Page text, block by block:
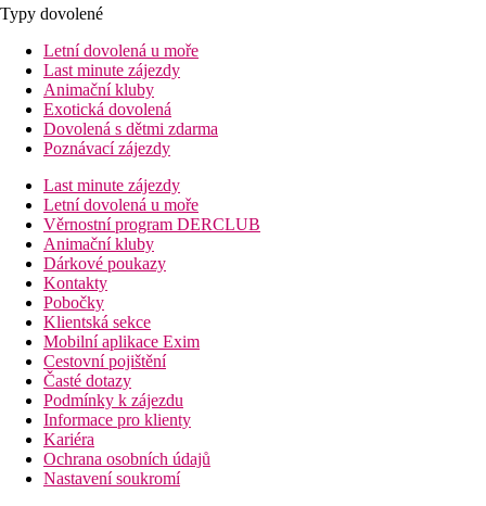
Typy dovolené
Letní dovolená u moře
Last minute zájezdy
Animační kluby
Exotická dovolená
Dovolená s dětmi zdarma
Poznávací zájezdy
Last minute zájezdy
Letní dovolená u moře
Věrnostní program DERCLUB
Animační kluby
Dárkové poukazy
Kontakty
Pobočky
Klientská sekce
Mobilní aplikace Exim
Cestovní pojištění
Časté dotazy
Podmínky k zájezdu
Informace pro klienty
Kariéra
Ochrana osobních údajů
Nastavení soukromí